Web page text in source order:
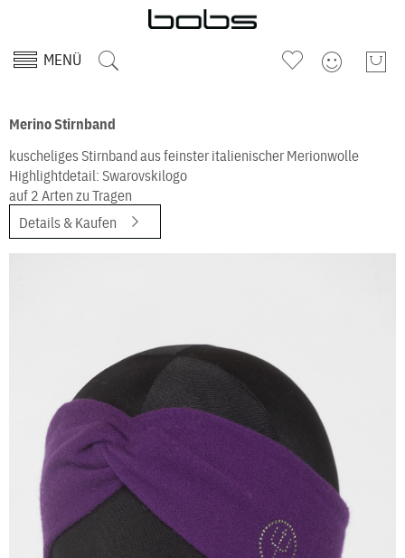
MENÜ
Merino Stirnband
kuscheliges Stirnband aus feinster italienischer Merionwolle
Highlightdetail: Swarovskilogo
auf 2 Arten zu Tragen
Details & Kaufen